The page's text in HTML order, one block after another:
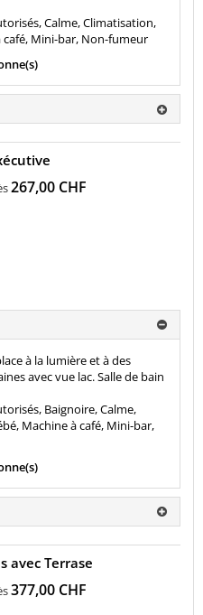
Calme, Climatisation,
Mini-bar, Non-fumeur
267,00 CHF
à la lumière et à des
avec vue lac. Salle de bain
Baignoire, Calme,
Machine à café, Mini-bar,
avec Terrase
377,00 CHF